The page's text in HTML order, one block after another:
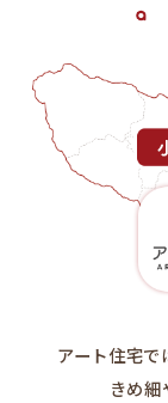
アート住宅
きめ